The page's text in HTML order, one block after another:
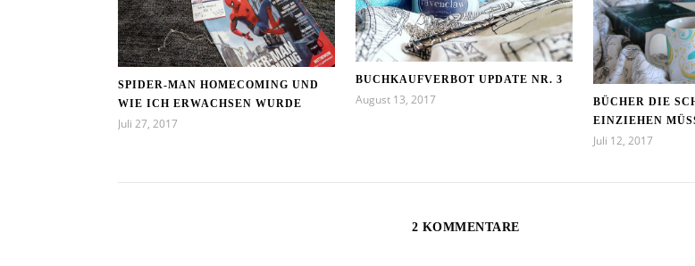
SPIDER-MAN HOMECOMING UND
WIE ICH ERWACHSEN WURDE
Juli 27, 2017
BUCHKAUFVERBOT UPDATE NR. 3
August 13, 2017
BÜCHER DIE
EINZIEHEN
Juli 12, 2017
2 KOMMENTARE